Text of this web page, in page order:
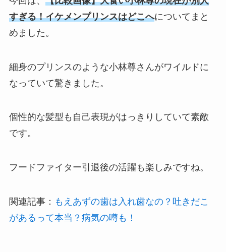
すぎる！イケメンプリンスはどこへについてまと
めました。
細身のプリンスのような小林尊さんがワイルドに
なっていて驚きました。
個性的な髪型も自己表現がはっきりしていて素敵
です。
フードファイター引退後の活躍も楽しみですね。
関連記事： もえあずの歯は入れ歯なの？吐きだこ
があるって本当？病気の噂も！